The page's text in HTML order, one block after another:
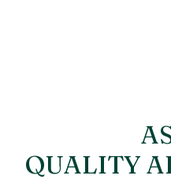
QUALITY